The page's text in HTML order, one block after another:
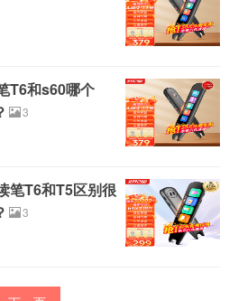
T6和s60哪个
3
笔T6和T5区别很
3